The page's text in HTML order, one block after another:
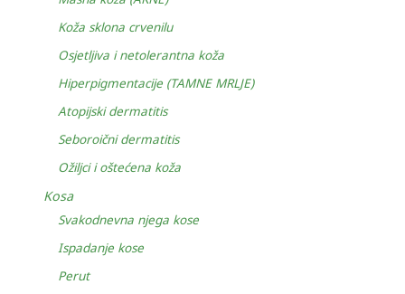
Koža sklona crvenilu
Osjetljiva i netolerantna koža
Hiperpigmentacije (TAMNE MRLJE)
Atopijski dermatitis
Seboroični dermatitis
Ožiljci i oštećena koža
Kosa
Svakodnevna njega kose
Ispadanje kose
Perut